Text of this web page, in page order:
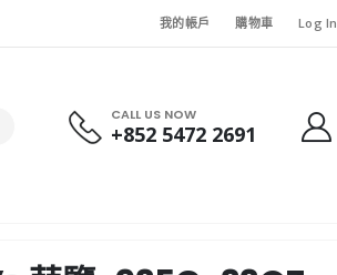
我的帳戶 購物車 Log In
CALL US NOW
+852 5472 2691